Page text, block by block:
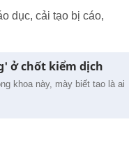
dục, cải tạo bị cáo,
ở chốt kiểm dịch
khoa này, mày biết tao là ai